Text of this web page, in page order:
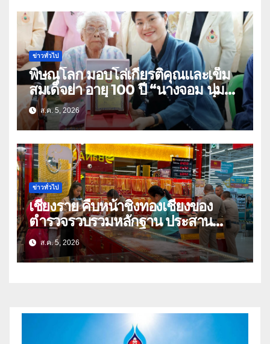
ข่าวทั่วไป
พิษณุโลก มอบโล่เกียรติคุณและเข็ม
สมเด็จย่า อายุ 100 ปี “นางจอม นุ่ม
เนตร” ตำบลบ้านกร่าง อำเภอเมือง
ส.ค. 5, 2026
ข่าวทั่วไป
เชียงราย คืบหน้าชิงทองเชียงของ
ตำรวจรวบรวมหลักฐาน ประสาน
สปป.ลาว ติดตามจับกุม
ส.ค. 5, 2026